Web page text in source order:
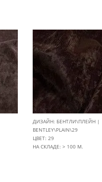
ДИЗАЙН: БЕНТЛИ\ПЛЕЙН |
BENTLEY\PLAIN\29
ЦВЕТ: 29
НА СКЛАДЕ: > 100 М.